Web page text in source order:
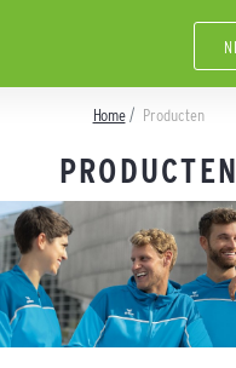
Home Producten
PRODUCTEN